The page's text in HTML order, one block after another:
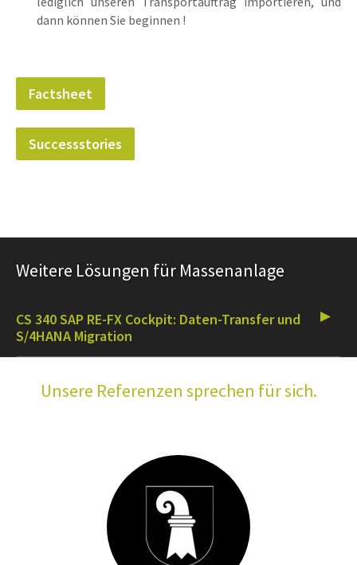
dann können Sie beginnen !
Factsheet
Successstories
Weitere Lösungen für Massenanlage
CS 340 SAP RE-FX Cockpit: Daten-Transfer und
S/4HANA Migration
Unsere Referenzen sprechen für sich.